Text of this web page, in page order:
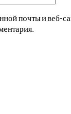
почты и веб-